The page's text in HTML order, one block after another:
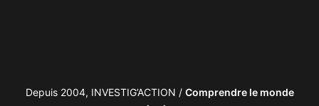
Depuis 2004, INVESTIG’ACTION / Comprendre le monde